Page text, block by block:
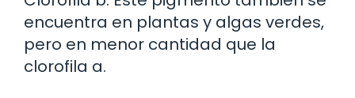
encuentra en plantas y algas verdes,
pero en menor cantidad que la
clorofila a.